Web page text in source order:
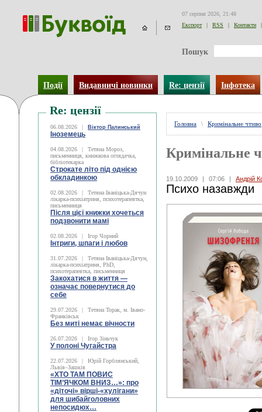
07 серпня 2026, 21:48
Експорт
| RSS | Контакти |
Пошук
Події Видавничі новинки Re: цензії Інфотека
Re: цензії
06.08.2026 | Віктор Палинський
Іноземець
04.08.2026 |
Тетяна Мороз,
письменниця, книжкова оглядачка,
бібліотекарка
Строкате літо під однією
обкладинкою
02.08.2026 |
Тетяна Іваніцька-Дячун
лікарка-психіатриня, психотерапевтка,
письменниця
Після цієї книжки хочеться
подзвонити мамі
02.08.2026 | Ігор Чорний
Інтриги, шпаги і любов
31.07.2026 |
Тетяна Іваніцька-Дячун,
лікарка-психіатриня, PhD,
психотерапевтка, письменниця
Закохатися в життя —
означає повернутися до
себе
29.07.2026 |
Тетяна Торак, м. Івано-
Франківськ
Без миті немає вічности
26.07.2026 | Ігор Зіньчук
У полоні Чугайстра
22.07.2026 |
Юрій Горблянський,
Львів–Зашків
«ХТО ТАМ ПОВИС
ТІМ’ЯЧКОМ ВНИЗ…»: про
«діточі» вірші-«хулігани»
для шибайголовних
непосидюх…
Головна \ Кримінальне чтиво
Кримінальне
19.10.2009 | 07:06 | Андрій
Психо назавжди